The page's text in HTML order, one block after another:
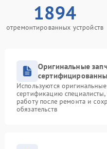
1894
отремонтированных устройств
Оригинальные
Используются
сертификацию
работу после ремонта и
обязательств